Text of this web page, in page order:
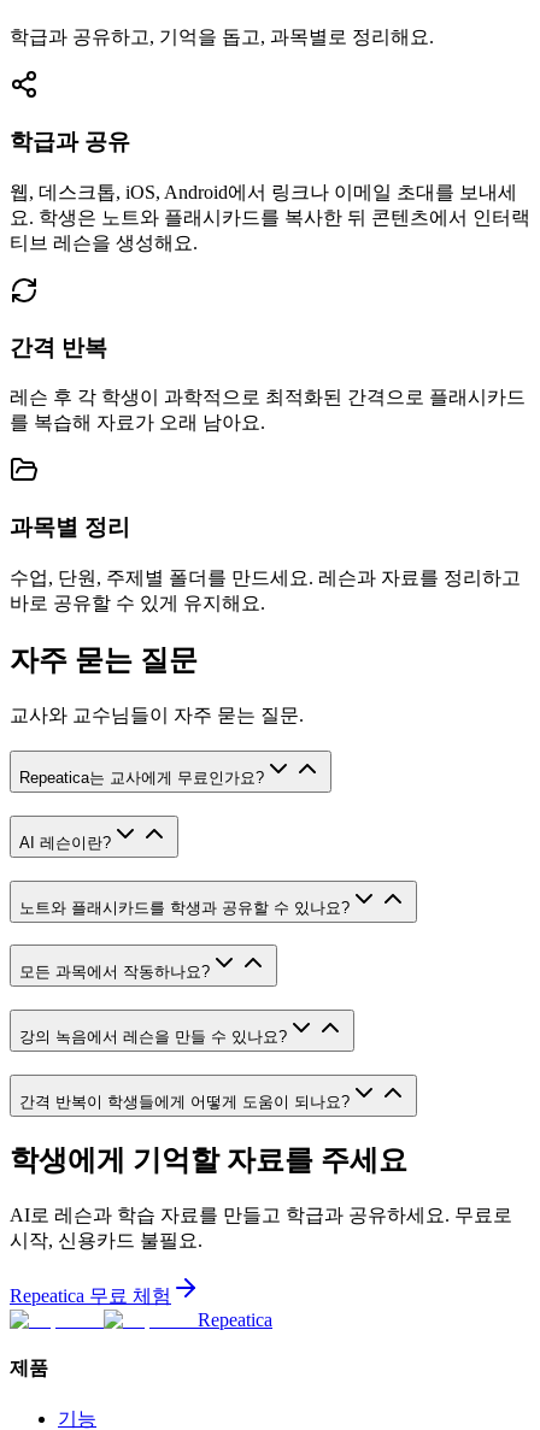
학급과 공유하고, 기억을 돕고, 과목별로 정리해요.
학급과 공유
웹, 데스크톱, iOS, Android에서 링크나 이메일 초대를 보내세
요. 학생은 노트와 플래시카드를 복사한 뒤 콘텐츠에서 인터랙
티브 레슨을 생성해요.
간격 반복
레슨 후 각 학생이 과학적으로 최적화된 간격으로 플래시카드
를 복습해 자료가 오래 남아요.
과목별 정리
수업, 단원, 주제별 폴더를 만드세요. 레슨과 자료를 정리하고
바로 공유할 수 있게 유지해요.
자주 묻는 질문
교사와 교수님들이 자주 묻는 질문.
Repeatica는 교사에게 무료인가요?
AI 레슨이란?
노트와 플래시카드를 학생과 공유할 수 있나요?
모든 과목에서 작동하나요?
강의 녹음에서 레슨을 만들 수 있나요?
간격 반복이 학생들에게 어떻게 도움이 되나요?
학생에게 기억할 자료를 주세요
AI로 레슨과 학습 자료를 만들고 학급과 공유하세요. 무료로
시작, 신용카드 불필요.
Repeatica 무료 체험
Repeatica
제품
기능